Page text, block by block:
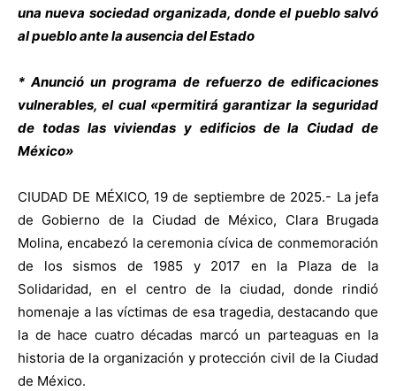
una nueva sociedad organizada, donde el pueblo salvó
al pueblo ante la ausencia del Estado
* Anunció un programa de refuerzo de edificaciones
vulnerables, el cual «permitirá garantizar la seguridad
de todas las viviendas y edificios de la Ciudad de
México»
CIUDAD DE MÉXICO, 19 de septiembre de 2025.- La jefa
de Gobierno de la Ciudad de México, Clara Brugada
Molina, encabezó la ceremonia cívica de conmemoración
de los sismos de 1985 y 2017 en la Plaza de la
Solidaridad, en el centro de la ciudad, donde rindió
homenaje a las víctimas de esa tragedia, destacando que
la de hace cuatro décadas marcó un parteaguas en la
historia de la organización y protección civil de la Ciudad
de México.